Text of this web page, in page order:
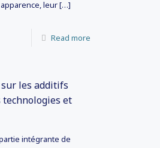
leur[…]
Read more
sur les additifs
et
intégrante de